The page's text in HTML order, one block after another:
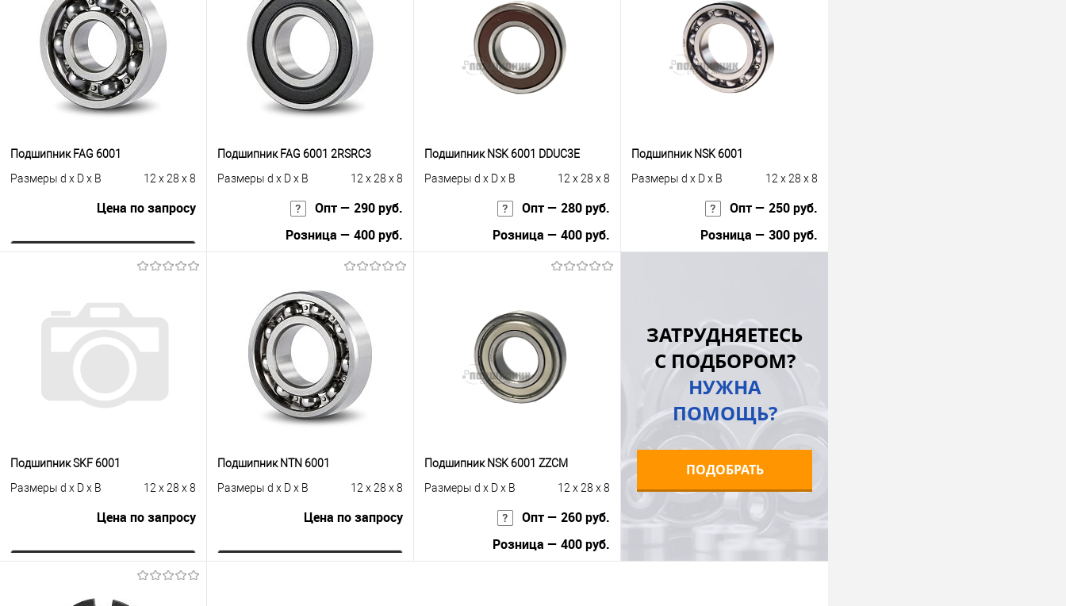
Подшипник FAG 6001
Размеры d x D x B
12 x 28 x 8
Цена по запросу
Запросить цену
Купить в 1 клик
В избранное
Подшипник FAG 6001 2RSRC3
Размеры d x D x B
12 x 28 x 8
Опт — 290 руб.
Розница — 400 руб.
Купить в 1 клик
К сравнению
В избранное
В наличии
Подшипник NSK 6001 DDUC3E
Размеры d x D x B
12 x 28 x 8
Опт — 280 руб.
Розница — 400 руб.
Купить в 1 клик
К сравнению
В избранное
Под заказ
Подшипник NSK 6001
Размеры d x D x B
12 x 28 x 8
Опт — 250 руб.
Розница — 300 руб.
Купить в 1 клик
В избранное
Под заказ
Подшипник SKF 6001
Размеры d x D x B
12 x 28 x 8
Цена по запросу
Запросить цену
Подшипник NTN 6001
Размеры d x D x B
12 x 28 x 8
Цена по запросу
Подшипник NSK 6001 ZZCM
Размеры d x D x B
12 x 28 x 8
Опт — 260 руб.
Розница — 400 руб.
ЗАТРУДНЯЕТЕСЬ
С ПОДБОРОМ?
НУЖНА
ПОМОЩЬ?
ПОДОБРАТЬ